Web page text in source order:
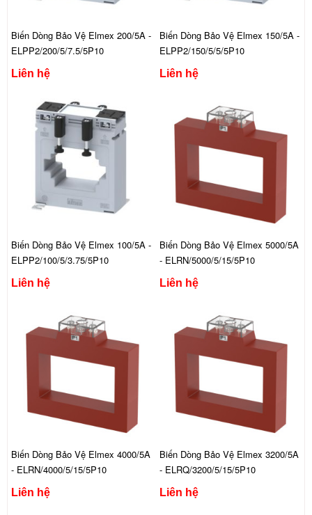
Biến Dòng Bảo Vệ Elmex 200/5A -
ELPP2/200/5/7.5/5P10
Liên hệ
Biến Dòng Bảo Vệ Elmex 150/5A -
ELPP2/150/5/5/5P10
Liên hệ
Biến Dòng Bảo Vệ Elmex 100/5A -
ELPP2/100/5/3.75/5P10
Liên hệ
Biến Dòng Bảo Vệ Elmex 5000/5A
- ELRN/5000/5/15/5P10
Liên hệ
Biến Dòng Bảo Vệ Elmex 4000/5A
- ELRN/4000/5/15/5P10
Liên hệ
Biến Dòng Bảo Vệ Elmex 3200/5A
- ELRQ/3200/5/15/5P10
Liên hệ